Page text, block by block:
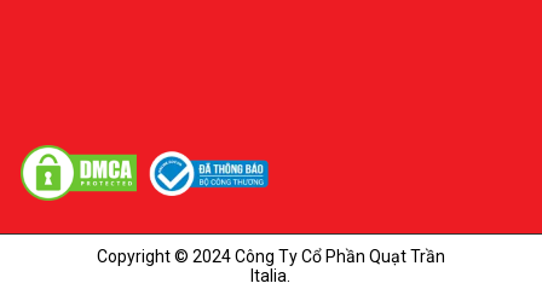
Copyright © 2024 Công Ty Cổ Phần Quạt Trần
Italia.